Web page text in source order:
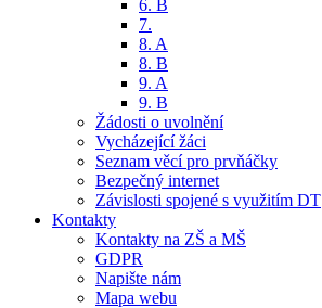
6. B
7.
8. A
8. B
9. A
9. B
Žádosti o uvolnění
Vycházející žáci
Seznam věcí pro prvňáčky
Bezpečný internet
Závislosti spojené s využitím DT
Kontakty
Kontakty na ZŠ a MŠ
GDPR
Napište nám
Mapa webu